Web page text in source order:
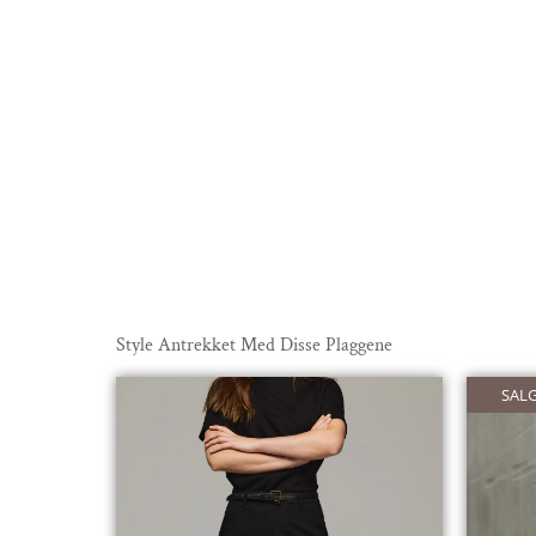
Style Antrekket Med Disse Plaggene